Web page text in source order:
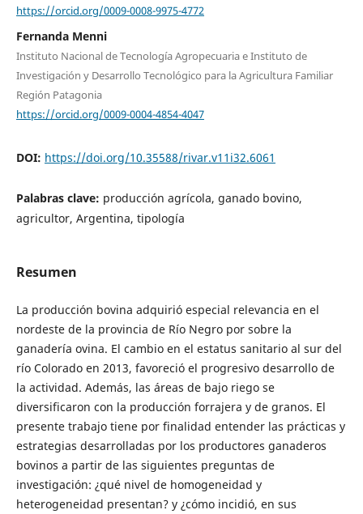
https://orcid.org/0009-0008-9975-4772
Fernanda Menni
Instituto Nacional de Tecnología Agropecuaria e Instituto de
Investigación y Desarrollo Tecnológico para la Agricultura Familiar
Región Patagonia
https://orcid.org/0009-0004-4854-4047
DOI: https://doi.org/10.35588/rivar.v11i32.6061
Palabras clave: producción agrícola, ganado bovino,
agricultor, Argentina, tipología
Resumen
La producción bovina adquirió especial relevancia en el
nordeste de la provincia de Río Negro por sobre la
ganadería ovina. El cambio en el estatus sanitario al sur del
río Colorado en 2013, favoreció el progresivo desarrollo de
la actividad. Además, las áreas de bajo riego se
diversificaron con la producción forrajera y de granos. El
presente trabajo tiene por finalidad entender las prácticas y
estrategias desarrolladas por los productores ganaderos
bovinos a partir de las siguientes preguntas de
investigación: ¿qué nivel de homogeneidad y
heterogeneidad presentan? y ¿cómo incidió, en sus